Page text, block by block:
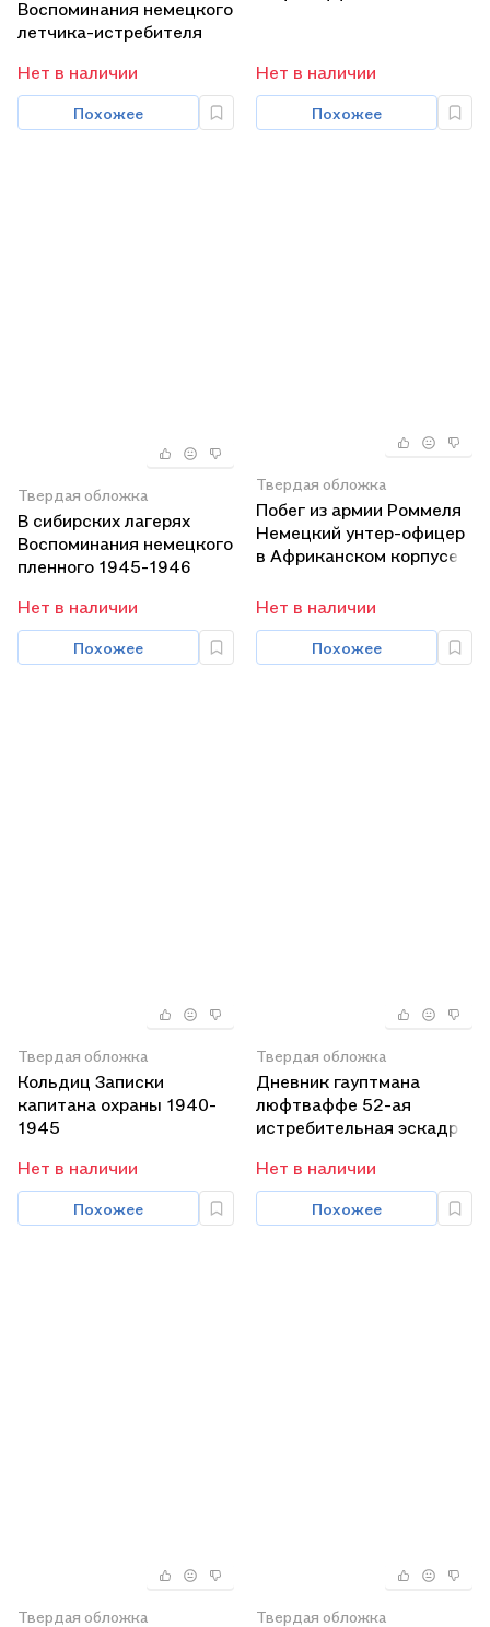
Воспоминания немецкого
летчика-истребителя
Нет в наличии
Похожее
Нет в наличии
Похожее
Твердая обложка
В сибирских лагерях
Воспоминания немецкого
пленного 1945-1946
Нет в наличии
Похожее
Твердая обложка
Побег из армии Роммеля
Немецкий унтер-офицер
в Африканском корпусе
Нет в наличии
Похожее
Твердая обложка
Кольдиц Записки
капитана охраны 1940-
1945
Нет в наличии
Похожее
Твердая обложка
Дневник гауптмана
люфтваффе 52-ая
истребительная эскадра
Нет в наличии
Похожее
Твердая обложка Твердая обложка